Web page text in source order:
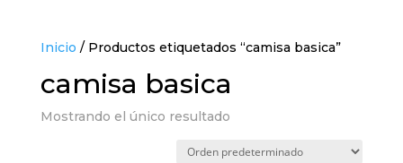
Inicio / Productos etiquetados “camisa basica”
camisa basica
Mostrando el único resultado